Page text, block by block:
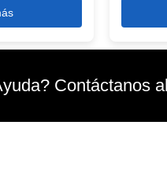
Contáctanos